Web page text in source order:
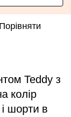
Порівняти
Teddy з
колір
шорти в